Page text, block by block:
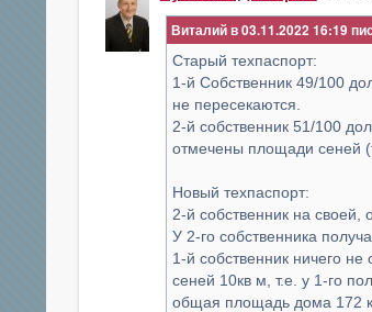
Виталий в 03.11.2022 16:19
Старый техпаспорт:
1-й Собственник 49/100
не пересекаются.
2-й собственник 51/100
отмечены площади сеней
Новый техпаспорт:
2-й собственник на своей,
У 2-го собственника
1-й собственник ничего
сеней 10кв м, т.е. у 1-го
общая площадь дома 172